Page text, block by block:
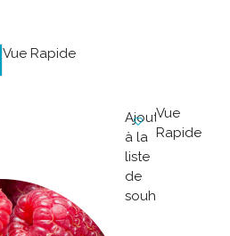
Vue Rapide
Ajouter
à la
liste
de
souhaits
Vue
Rapide